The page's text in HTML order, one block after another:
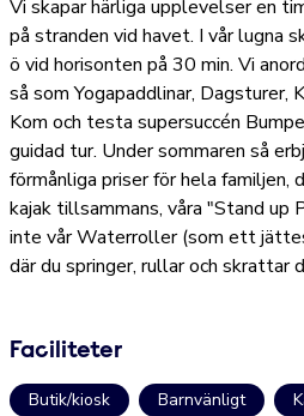
Vi skapar härliga upplevelser en
på stranden vid havet. I vår lugna
ö vid horisonten på 30 min. Vi
så som Yogapaddlinar, Dagsturer,
Kom och testa supersuccén
guidad tur. Under sommaren så
förmånliga priser för hela familjen,
kajak tillsammans, våra "Stand up
inte vår Waterroller (som ett
där du springer, rullar och skrattar
Faciliteter
Butik/kiosk Barnvänligt